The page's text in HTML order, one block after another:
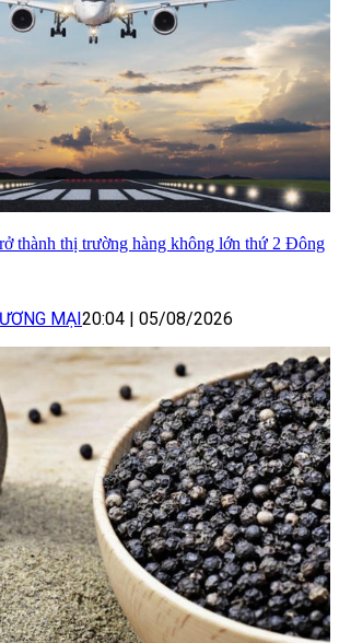
thành thị trường hàng không lớn thứ 2 Đông
MẠI 20:04 05/08/2026